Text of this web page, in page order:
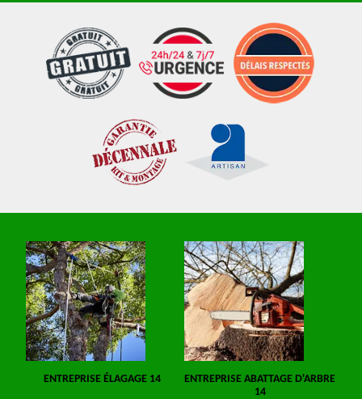
ENTREPRISE ÉLAGAGE 14
ENTREPRISE ABATTAGE D'ARBRE
14